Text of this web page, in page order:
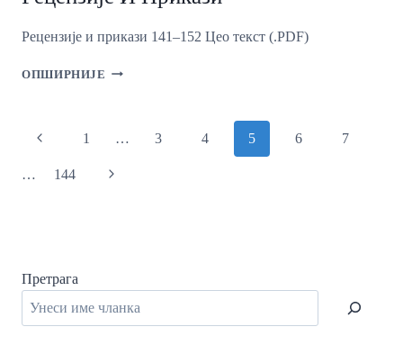
Рецензије и прикази 141–152 Цео текст (.PDF)
ОПШИРНИЈЕ РЕЦЕНЗИЈЕ
PageПредходни
Page
1 … 3 4 5 6 7
… 144 Наредни
Претрага